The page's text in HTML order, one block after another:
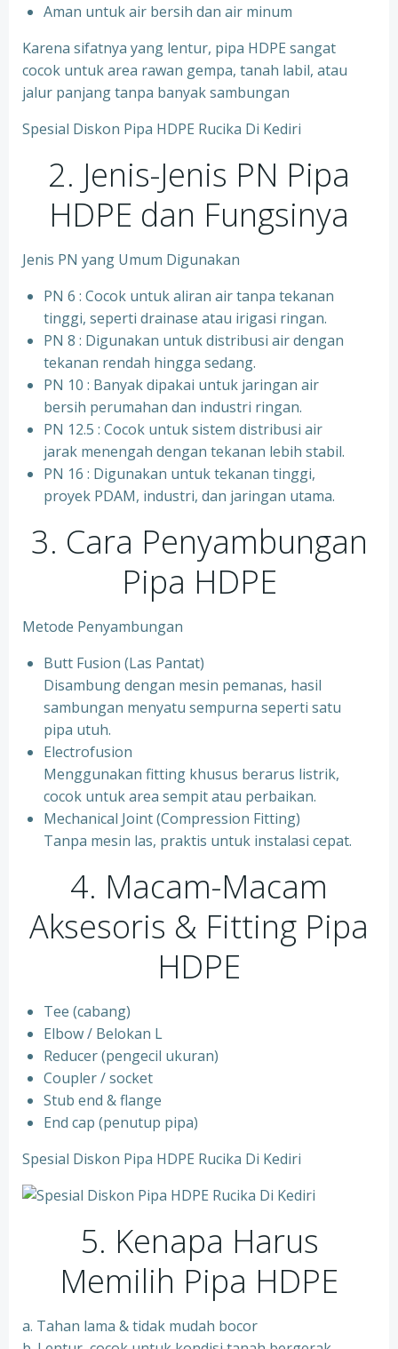
Aman untuk air bersih dan air minum
Karena sifatnya yang lentur, pipa HDPE sangat
cocok untuk area rawan gempa, tanah labil, atau
jalur panjang tanpa banyak sambungan
Spesial Diskon Pipa HDPE Rucika Di Kediri
2. Jenis-Jenis PN Pipa
HDPE dan Fungsinya
Jenis PN yang Umum Digunakan
PN 6 : Cocok untuk aliran air tanpa tekanan
tinggi, seperti drainase atau irigasi ringan.
PN 8 : Digunakan untuk distribusi air dengan
tekanan rendah hingga sedang.
PN 10 : Banyak dipakai untuk jaringan air
bersih perumahan dan industri ringan.
⁠PN 12.5 : Cocok untuk sistem distribusi air
jarak menengah dengan tekanan lebih stabil.
⁠PN 16 : Digunakan untuk tekanan tinggi,
proyek PDAM, industri, dan jaringan utama.
3. Cara Penyambungan
Pipa HDPE
Metode Penyambungan
Butt Fusion (Las Pantat)
Disambung dengan mesin pemanas, hasil
sambungan menyatu sempurna seperti satu
pipa utuh.
Electrofusion
Menggunakan fitting khusus berarus listrik,
cocok untuk area sempit atau perbaikan.
Mechanical Joint (Compression Fitting)
Tanpa mesin las, praktis untuk instalasi cepat.
4. Macam-Macam
Aksesoris & Fitting Pipa
HDPE
Tee (cabang)
Elbow / Belokan L
Reducer (pengecil ukuran)
Coupler / socket
Stub end & flange
End cap (penutup pipa)
Spesial Diskon Pipa HDPE Rucika Di Kediri
5. Kenapa Harus
Memilih Pipa HDPE
a. Tahan lama & tidak mudah bocor